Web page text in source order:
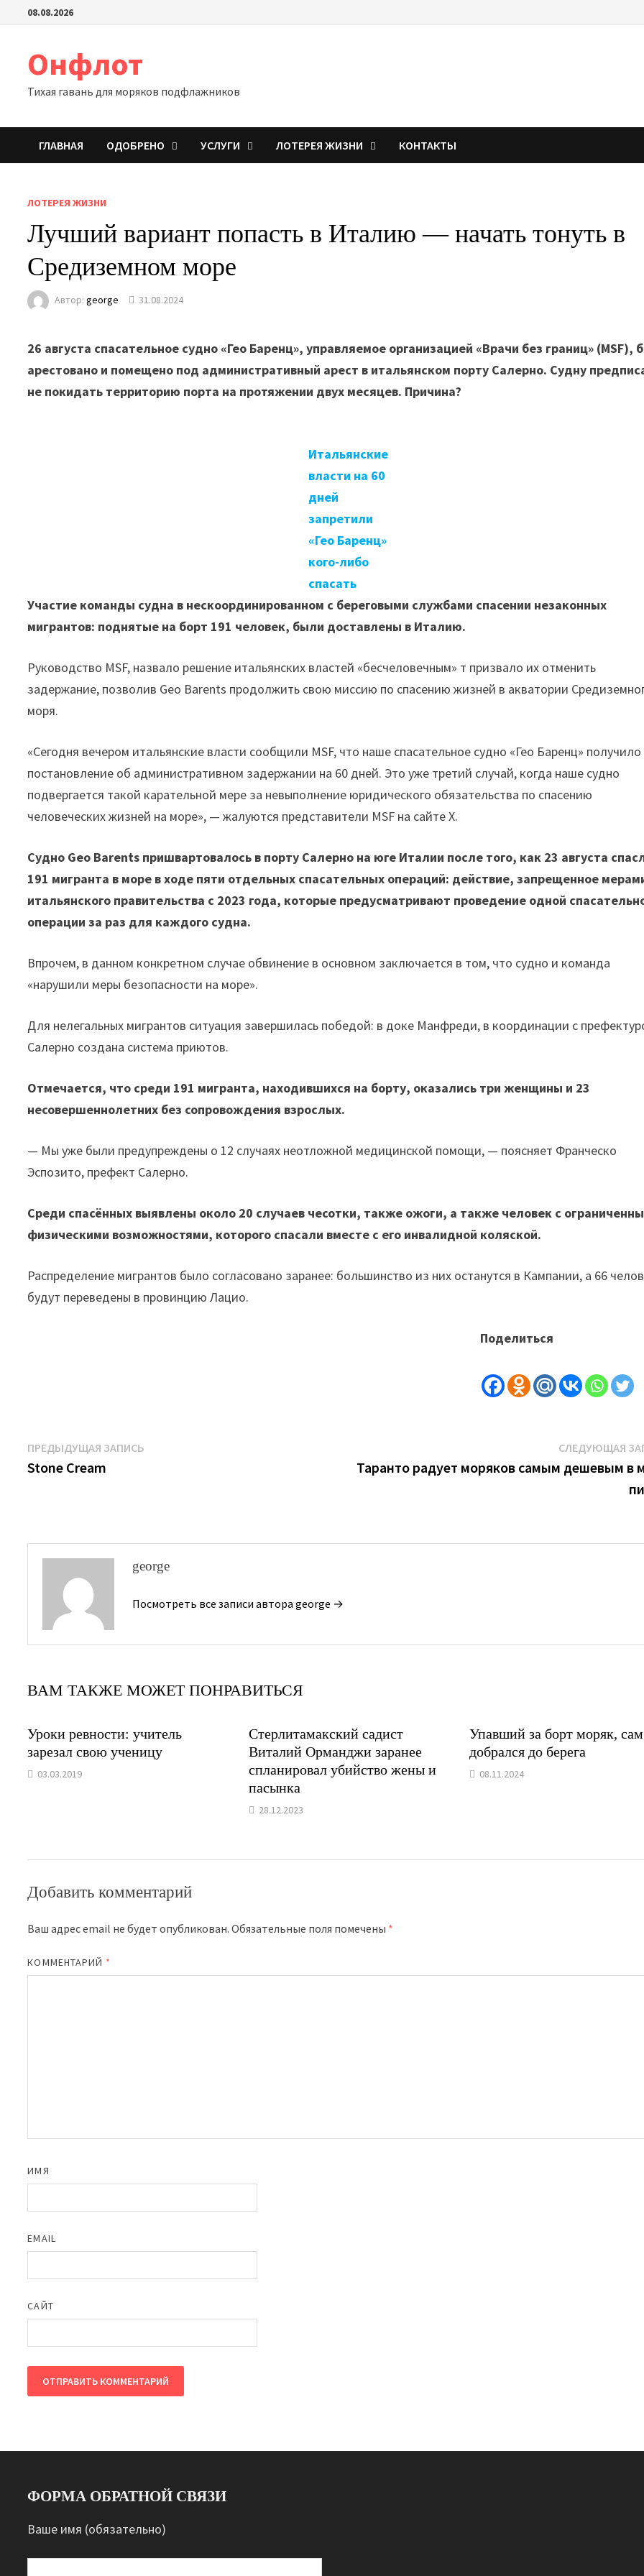
Перейти08.08.2026
Онфлот
Тихая гавань для моряков подфлажников
ГЛАВНАЯ ОДОБРЕНО УСЛУГИ ЛОТЕРЕЯ ЖИЗНИ КОНТАКТЫ
ЛОТЕРЕЯ ЖИЗНИ
Лучший вариант попасть в Италию — начать тонуть в
Средиземном море
Автор:george 31.08.2024
26 августа спасательное судно «Гео Баренц», управляемое организацией «Врачи без границ» (MSF),
арестовано и помещено под административный арест в итальянском порту Салерно. Судну
не покидать территорию порта на протяжении двух месяцев. Причина?
Итальянские
власти на 60
дней
запретили
«Гео Баренц»
кого-либо
спасать
Участие команды судна в нескоординированном с береговыми службами спасении незаконных
мигрантов: поднятые на борт 191 человек, были доставлены в Италию.
Руководство MSF, назвало решение итальянских властей «бесчеловечным» т призвало их отменить
задержание, позволив Geo Barents продолжить свою миссию по спасению жизней в акватории
моря.
«Сегодня вечером итальянские власти сообщили MSF, что наше спасательное судно «Гео Баренц» получило
постановление об административном задержании на 60 дней. Это уже третий случай, когда наше судно
подвергается такой карательной мере за невыполнение юридического обязательства по спасению
человеческих жизней на море», — жалуются представители MSF на сайте X.
Судно Geo Barents пришвартовалось в порту Салерно на юге Италии после того, как 23 августа
191 мигранта в море в ходе пяти отдельных спасательных операций: действие, запрещенное
итальянского правительства с 2023 года, которые предусматривают проведение одной
операции за раз для каждого судна.
Впрочем, в данном конкретном случае обвинение в основном заключается в том, что судно и команда
«нарушили меры безопасности на море».
Для нелегальных мигрантов ситуация завершилась победой: в доке Манфреди, в координации с
Салерно создана система приютов.
Отмечается, что среди 191 мигранта, находившихся на борту, оказались три женщины и 23
несовершеннолетних без сопровождения взрослых.
— Мы уже были предупреждены о 12 случаях неотложной медицинской помощи, — поясняет Франческо
Эспозито, префект Салерно.
Среди спасённых выявлены около 20 случаев чесотки, также ожоги, а также человек с
физическими возможностями, которого спасали вместе с его инвалидной коляской.
Распределение мигрантов было согласовано заранее: большинство из них останутся в Кампании, а 66
будут переведены в провинцию Лацио.
Поделиться
Навигация
по
ПРЕДЫДУЩАЯ ЗАПИСЬ
Stone Cream
СЛЕДУЮЩАЯ
Таранто радует моряков самым дешевым в
george
Посмотреть все записи автора george →
ВАМ ТАКЖЕ МОЖЕТ ПОНРАВИТЬСЯ
Уроки ревности: учитель
зарезал свою ученицу
03.03.2019
Стерлитамакский садист
Виталий Орманджи заранее
спланировал убийство жены и
пасынка
28.12.2023
Упавший за борт моряк, сам
добрался до берега
08.11.2024
Добавить комментарий
Ваш адрес email не будет опубликован. Обязательные поля помечены *
КОММЕНТАРИЙ *
ИМЯ
EMAIL
САЙТ
ФОРМА ОБРАТНОЙ СВЯЗИ
Ваше имя (обязательно)